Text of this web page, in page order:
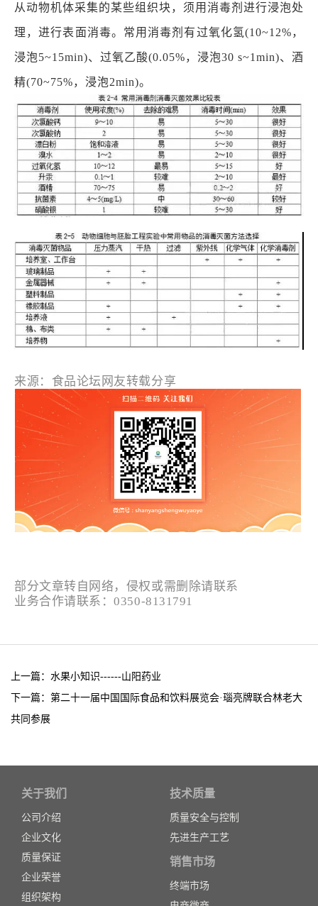
从动物机体采集的某些组织块，须用消毒剂进行浸泡处
理，进行表面消毒。常用消毒剂有过氧化氢(10~12%，
浸泡5~15min)、过氧乙酸(0.05%，浸泡30 s~1min)、酒
精(70~75%，浸泡2min)。
来源：食品论坛网友转载分享
部分文章转自网络，侵权或需删除请联系
业务合作请联系：0350-8131791
上一篇：水果小知识------山阳药业
下一篇：第二十一届中国国际食品和饮料展览会·瑙亮牌联合林老大
共同参展
关于我们
公司介绍
企业文化
质量保证
企业荣誉
组织架构
技术质量
质量安全与控制
先进生产工艺
销售市场
终端市场